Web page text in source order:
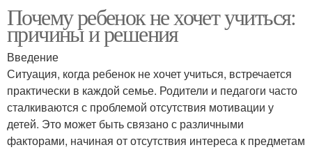
Почему ребенок не хочет учиться:
причины и решения
Введение
Ситуация, когда ребенок не хочет учиться, встречается
практически в каждой семье. Родители и педагоги часто
сталкиваются с проблемой отсутствия мотивации у
детей. Это может быть связано с различными
факторами, начиная от отсутствия интереса к предметам